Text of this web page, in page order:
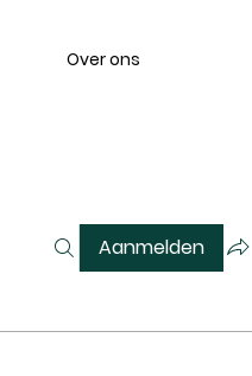
Over ons
Aanmelden